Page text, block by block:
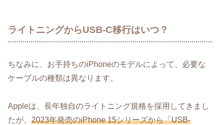
ライトニングからUSB-C移行はいつ？
ちなみに、お手持ちのiPhoneのモデルによって、必要な
ケーブルの種類は異なります。
Appleは、長年独自のライトニング規格を採用してきまし
たが、 2023年発売のiPhone 15シリーズから「USB-